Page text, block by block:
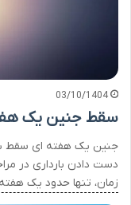
03/10/1404
سقط جنین یک
جنین یک هفته ای سقط
دست دادن بارداری در
زمان، تنها حدود یک